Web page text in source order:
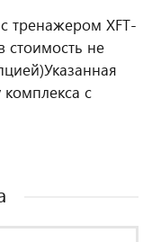
тренажером XFT-
стоимость не
Указанная
с